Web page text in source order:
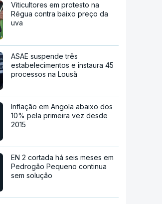
Viticultores em protesto na
Régua contra baixo preço da
uva
ASAE suspende três
estabelecimentos e instaura 45
processos na Lousã
Inflação em Angola abaixo dos
10% pela primeira vez desde
2015
EN 2 cortada há seis meses em
Pedrogão Pequeno continua
sem solução